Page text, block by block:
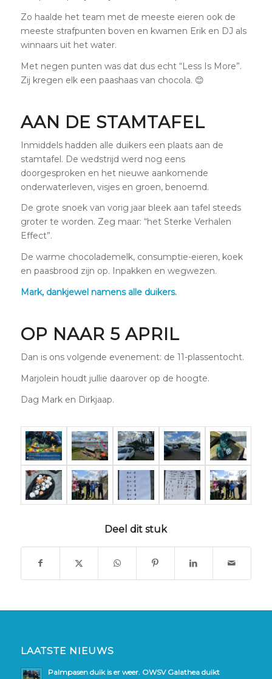
Zo haalde het team met de meeste eieren ook de
meeste strafpunten boven en kwamen Erik en DJ als
winnaars uit het water.
Met negen punten was dat dus echt “Less Is More”.
Zij kregen elk een paashaas van chocola. 😊
AAN DE STAMTAFEL
Inmiddels hadden alle duikers een plaats aan de
stamtafel. De wedstrijd werd nog eens
doorgesproken en het nieuwe aankomende
onderwaterleven, visjes en groen, benoemd.
De grote snoek van vorig jaar bleek aan tafel steeds
groter te worden. Zeg maar: “het Sterke Verhalen
Effect”.
De warme chocolademelk, consumptie-eieren, koek
en paasbrood zijn op. Inpakken en wegwezen.
Mark, dankjewel namens alle duikers.
OP NAAR 5 APRIL
Dan is ons volgende evenement: de 11-plassentocht.
Marjolein houdt jullie daarover op de hoogte.
Dag Mark en Dirkjaap.
Deel dit stuk
LAATSTE NIEUWS
Palmpasen duik is er weer. OWSV Galathea duikt